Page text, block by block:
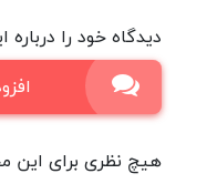
دیدگاه خود را درباره
هیچ نظری برای این